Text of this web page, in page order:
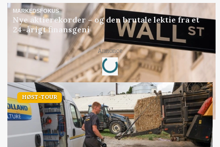
MARKEDSFOKUS
Nye aktierekorder – og den brutale lektie fra et
24-årigt finansgeni
Annonce
Loading...
HØST-TOUR